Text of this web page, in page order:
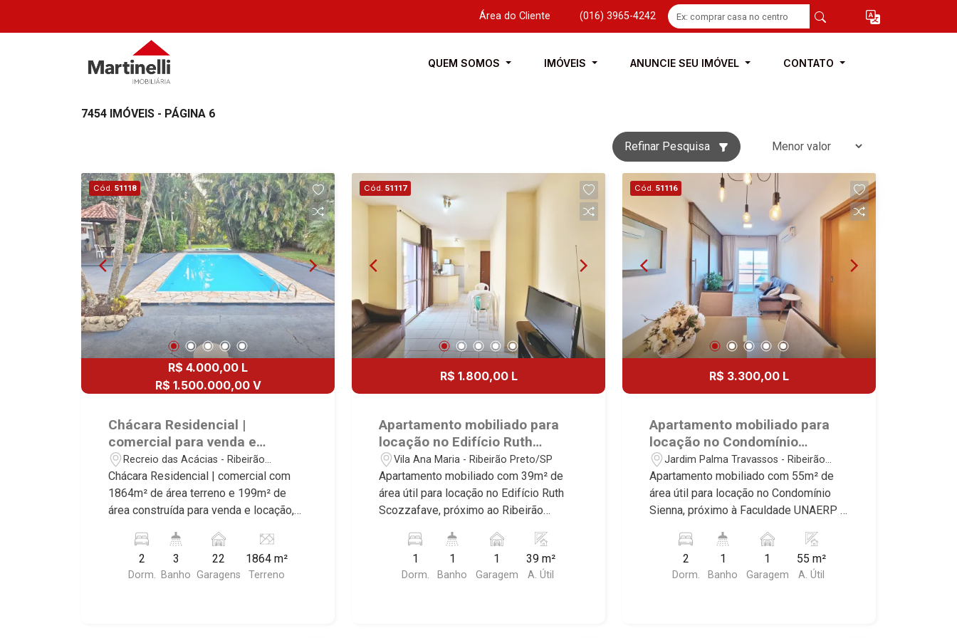
Área do Cliente (016) 3965-4242
QUEM SOMOS IMÓVEIS ANUNCIE SEU IMÓVEL CONTATO
7454 IMÓVEIS - PÁGINA 6
Refinar Pesquisa
Cód. 51118
R$ 4.000,00 L
R$ 1.500.000,00 V
Chácara Residencial |
comercial para venda e
locação, próximo ao Novo
Shopping - Ribeirão Preto/SP.
Recreio das Acácias - Ribeirão
Preto/SP
Chácara Residencial | comercial com
1864m² de área terreno e 199m² de
área construída para venda e locação,
Recreio das Acácias, Ribeirão Preto/SP.
Conheça as características deste
imóvel que a Martinelli Imobiliária
2
Dorm.
3
Banho
22
Garagens
1864 m²
Terreno
Cód. 51117
R$ 1.800,00 L
Apartamento mobiliado para
locação no Edifício Ruth
Scozzafave, próximo ao
Ribeirão Shopping - Ribeirão
Preto/SP.
Vila Ana Maria - Ribeirão Preto/SP
Apartamento mobiliado com 39m² de
área útil para locação no Edifício Ruth
Scozzafave, próximo ao Ribeirão
Ribeirão Preto/SP. Conheça as
características deste imóvel que a
Martinelli Imobiliária selecionou para
1
Dorm.
1
Banho
1
Garagem
39 m²
A. Útil
Cód. 51116
R$ 3.300,00 L
Apartamento mobiliado para
locação no Condomínio
Sienna, próximo à Faculdade
UNAERP - Ribeirão Preto/SP.
Jardim Palma Travassos - Ribeirão
Preto/SP
Apartamento mobiliado com 55m² de
área útil para locação no Condomínio
Sienna, próximo à Faculdade UNAERP -
Ribeirão Preto/SP. Conheça as
características deste imóvel que a
Martinelli Imobiliária selecionou para
2
Dorm.
1
Banho
1
Garagem
55 m²
A. Útil